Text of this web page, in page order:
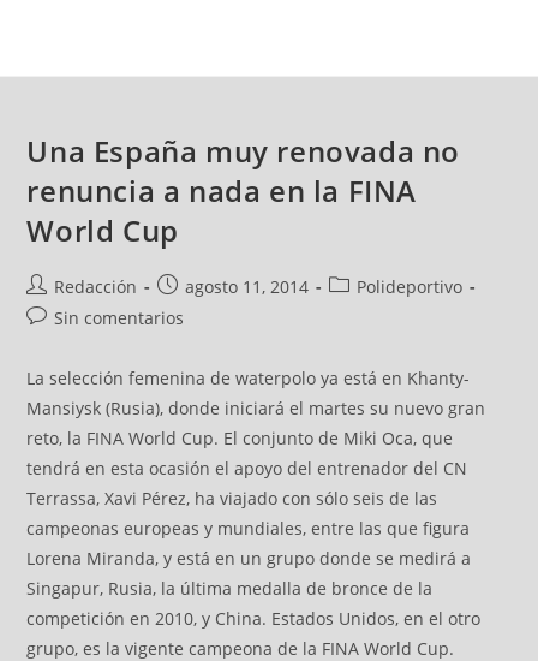
Una España muy renovada no
renuncia a nada en la FINA
World Cup
Redacción agosto 11, 2014
Polideportivo
Sin comentarios
La selección femenina de waterpolo ya está en Khanty-
Mansiysk (Rusia), donde iniciará el martes su nuevo gran
reto, la FINA World Cup. El conjunto de Miki Oca, que
tendrá en esta ocasión el apoyo del entrenador del CN
Terrassa, Xavi Pérez, ha viajado con sólo seis de las
campeonas europeas y mundiales, entre las que figura
Lorena Miranda, y está en un grupo donde se medirá a
Singapur, Rusia, la última medalla de bronce de la
competición en 2010, y China. Estados Unidos, en el otro
grupo, es la vigente campeona de la FINA World Cup.